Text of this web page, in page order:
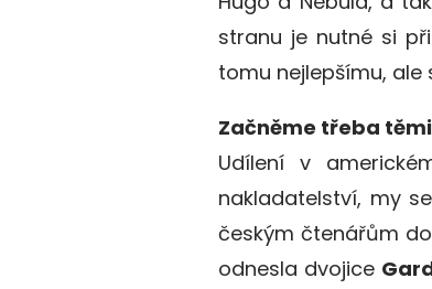
stranu je nutné si
tomu nejlepšímu, ale
Začněme třeba
Udílení v
nakladatelství, my
českým čtenářům
odnesla dvojice